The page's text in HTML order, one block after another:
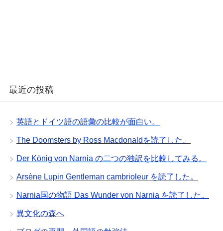
最近の投稿
英語とドイツ語の語彙の比較が面白い。
The Doomsters by Ross Macdonaldを読了した。
Der König von Narnia の二つの独訳を比較してみる。
Arsène Lupin Gentleman cambrioleur を読了した。
Narnia国の物語 Das Wunder von Narnia を読了した。
異文化の森へ